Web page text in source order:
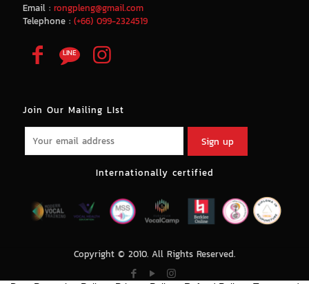
Email : rongpleng@gmail.com
Telephone : (+66) 099-2324519
Join Our Mailing LIst
Internationally certified
Copyright © 2010. All Rights Reserved.